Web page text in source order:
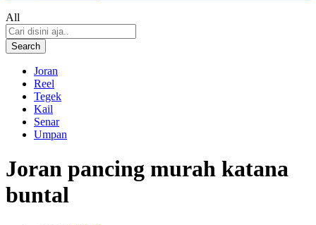
All
Search
Joran
Reel
Tegek
Kail
Senar
Umpan
Joran pancing murah katana
buntal